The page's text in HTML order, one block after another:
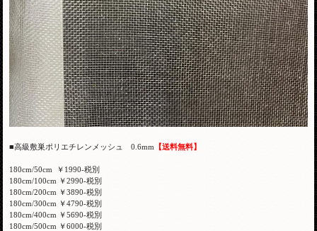
■高級敷巣ポリエチレンメッシュ 0.6mm 【送料無料】
180cm/50cm ￥1990-税別
180cm/100cm ￥2990-税別
180cm/200cm ￥3890-税別
180cm/300cm ￥4790-税別
180cm/400cm ￥5690-税別
180cm/500cm ￥6000-税別